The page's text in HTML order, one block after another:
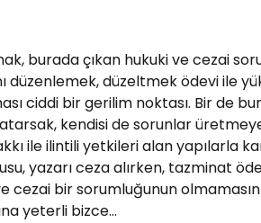
burada çıkan hukuki ve cezai
düzeltmek ödevi ile
ciddi bir gerilim noktası. Bir de
kendisi de sorunlar
ile ilintili yetkileri alan yapılarla
yazarı ceza alırken, tazminat
cezai bir sorumluğunun
yeterli bizce…